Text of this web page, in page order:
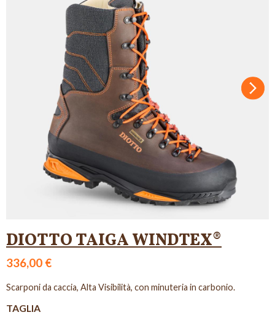
DIOTTO TAIGA WINDTEX®
336,00 €
Scarponi da caccia, Alta Visibilità, con minuteria in carbonio.
TAGLIA